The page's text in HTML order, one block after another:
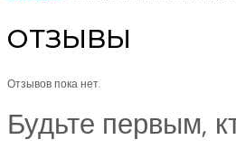
ОТЗЫВЫ
Отзывов пока нет.
Будьте первым,